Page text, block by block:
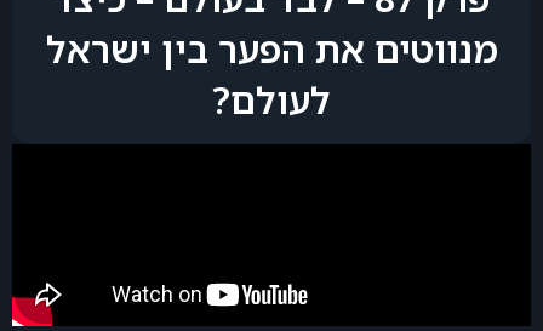
מנווטים את הפער בין ישראל
לעולם?